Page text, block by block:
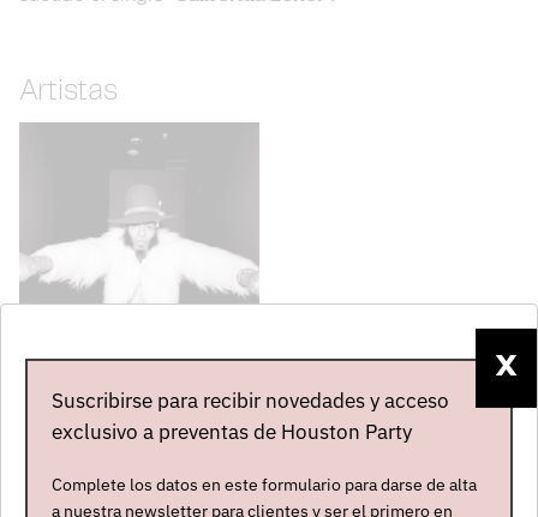
Artistas
NEGRITO
Abierta contratación
X
Suscribirse para recibir novedades y acceso
exclusivo a preventas de Houston Party
Complete los datos en este formulario para darse de alta
a nuestra newsletter para clientes y ser el primero en